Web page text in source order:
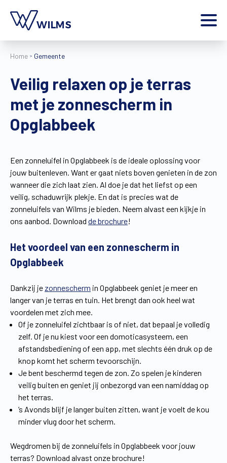
Home
Producten
Extra
Jobs
Wilms World
NL
Home Gemeente
Veilig relaxen op je terras
met je zonnescherm in
Opglabbeek
Een zonneluifel in Opglabbeek is de ideale oplossing voor
jouw buitenleven. Want er gaat niets boven genieten in de zon
wanneer die zich laat zien. Al doe je dat het liefst op een
veilig, schaduwrijk plekje. En dat is precies wat de
zonneluifels van Wilms je bieden. Neem alvast een kijkje in
ons aanbod. Download de brochure!
Het voordeel van een zonnescherm in
Opglabbeek
Dankzij je zonnescherm in Opglabbeek geniet je meer en
langer van je terras en tuin. Het brengt dan ook heel wat
voordelen met zich mee.
Of je zonneluifel zichtbaar is of niet, dat bepaal je volledig
zelf. Of je nu kiest voor een domoticasysteem, een
afstandsbediening of een app, met slechts één druk op de
knop komt het scherm tevoorschijn.
Je bent beschermd tegen de zon. Zo spelen je kinderen
veilig buiten en geniet jij onbezorgd van een namiddag op
het terras.
’s Avonds blijf je langer buiten zitten, want je voelt de kou
minder vlug door het scherm.
Wegdromen bij de zonneluifels in Opglabbeek voor jouw
terras? Download alvast onze brochure!